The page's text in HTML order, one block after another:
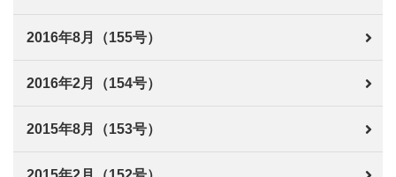
2016年8月（155号）
2016年2月（154号）
2015年8月（153号）